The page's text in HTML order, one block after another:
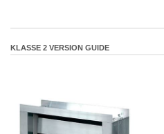
KLASSE 2 VERSION GUIDE